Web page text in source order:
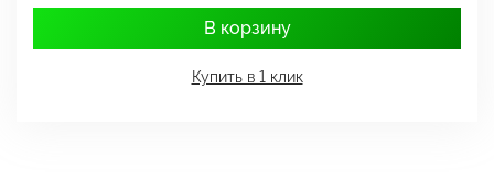
В корзину
Купить в 1 клик